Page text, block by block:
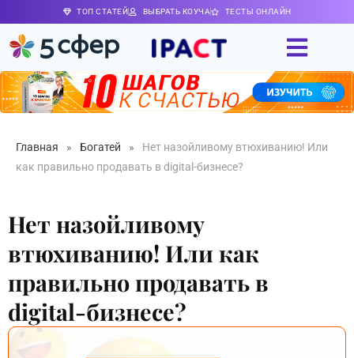
ТОП СТАТЕЙ ВЫБРАТЬ КОУЧА ТЕСТЫ ОНЛАЙН
Главная » Богатей »
Нет назойливому втюхиванию! Или
как правильно продавать в digital-бизнесе?
Нет назойливому
втюхиванию! Или как
правильно продавать в
digital-бизнесе?